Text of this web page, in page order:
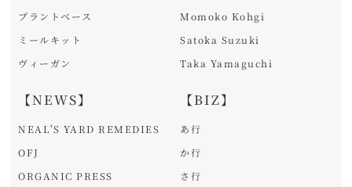
プラントベース
ミールキット
ヴィーガン
【NEWS】
NEAL'S YARD REMEDIES
OFJ
ORGANIC PRESS
Momoko Kohgi
Satoka Suzuki
Taka Yamaguchi
【BIZ】
あ行
か行
さ行